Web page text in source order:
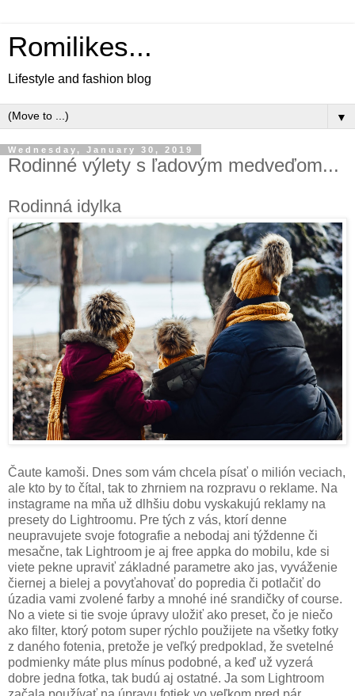
Romilikes...
Lifestyle and fashion blog
▼
Wednesday, January 30, 2019
Rodinné výlety s ľadovým medveďom...
Rodinná idylka
Čaute kamoši. Dnes som vám chcela písať o milión veciach,
ale kto by to čítal, tak to zhrniem na rozpravu o reklame. Na
instagrame na mňa už dlhšiu dobu vyskakujú reklamy na
presety do Lightroomu. Pre tých z vás, ktorí denne
neupravujete svoje fotografie a nebodaj ani týždenne či
mesačne, tak Lightroom je aj free appka do mobilu, kde si
viete pekne upraviť základné parametre ako jas, vyváženie
čiernej a bielej a povyťahovať do popredia či potlačiť do
úzadia vami zvolené farby a mnohé iné srandičky of course.
No a viete si tie svoje úpravy uložiť ako preset, čo je niečo
ako filter, ktorý potom super rýchlo použijete na všetky fotky
z daného fotenia, pretože je veľký predpoklad, že svetelné
podmienky máte plus mínus podobné, a keď už vyzerá
dobre jedna fotka, tak budú aj ostatné. Ja som Lightroom